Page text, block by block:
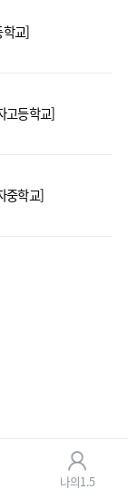
교]
고등학교]
중학교]
나의1.5